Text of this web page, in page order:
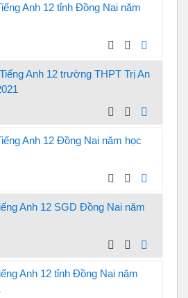
Anh 12 tỉnh Đồng Nai năm
Anh 12 trường THPT Trị An
Anh 12 Đồng Nai năm học
Anh 12 SGD Đồng Nai năm
Anh 12 tỉnh Đồng Nai năm